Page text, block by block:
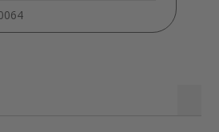
Serca